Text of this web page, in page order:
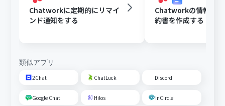
Chatworkに定期的にリマイ
ンド通知をする
Chatworkの情報を
約書を作成する
類似アプリ
2Chat ChatLuck Discord
Google Chat Hilos InCircle